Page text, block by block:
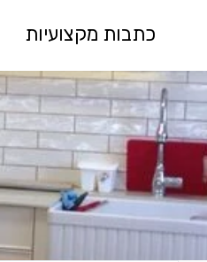
כתבות מקצועיות